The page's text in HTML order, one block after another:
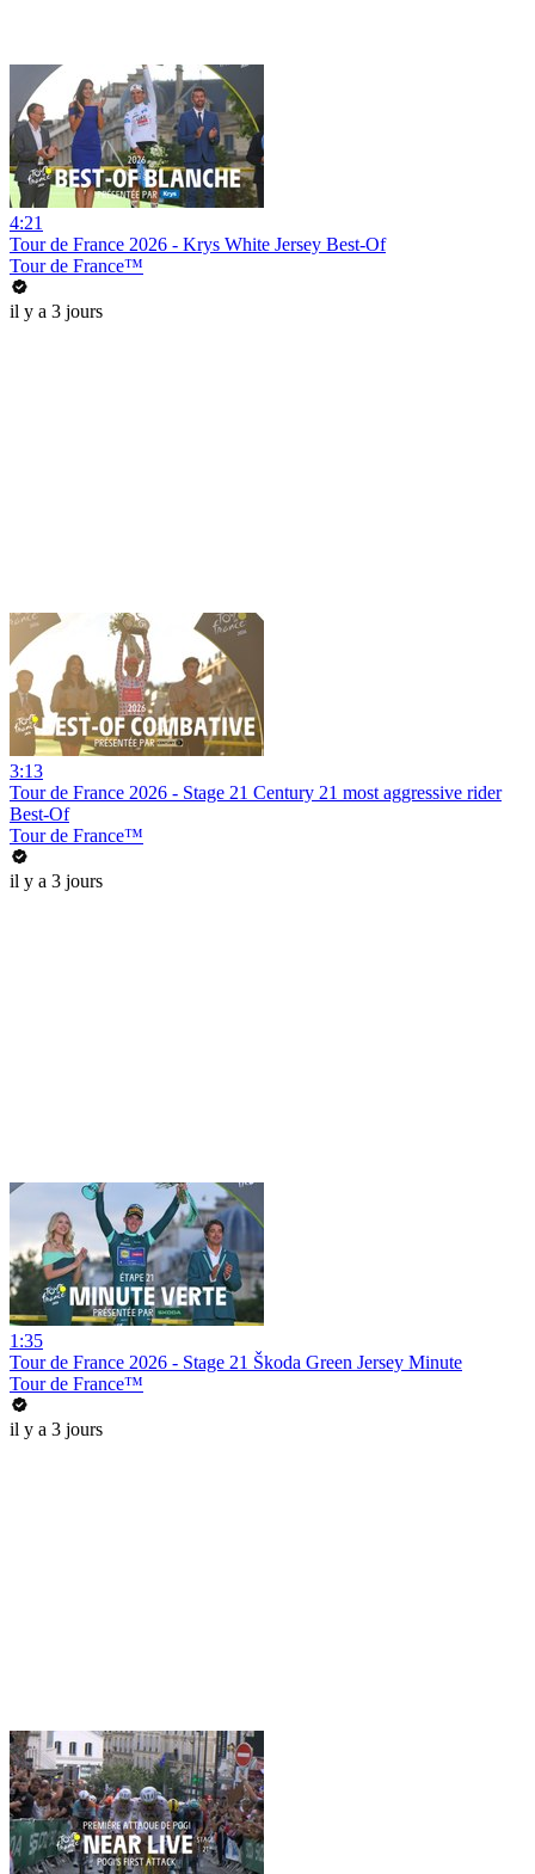
4:21
Tour de France 2026 - Krys White Jersey Best-Of
Tour de France™
il y a 3 jours
3:13
Tour de France 2026 - Stage 21 Century 21 most aggressive rider
Best-Of
Tour de France™
il y a 3 jours
1:35
Tour de France 2026 - Stage 21 Škoda Green Jersey Minute
Tour de France™
il y a 3 jours